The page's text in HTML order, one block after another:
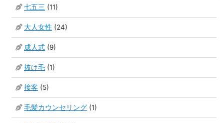
七五三 (11)
大人女性 (24)
成人式 (9)
抜け毛 (1)
接客 (5)
毛髪カウンセリング (1)